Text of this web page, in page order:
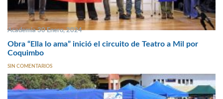
Academia 30 Enero, 2024
Obra “Ella lo ama” inició el circuito de Teatro a Mil por
Coquimbo
SIN COMENTARIOS